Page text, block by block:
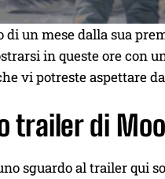
di un mese dalla sua
in queste ore con
vi potreste aspettare
trailer di
sguardo al trailer qui